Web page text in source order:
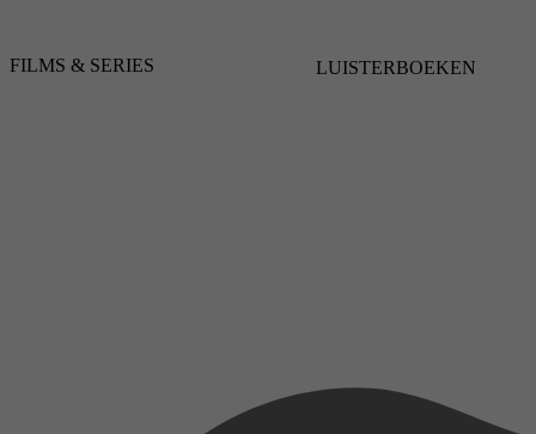
FILMS & SERIES LUISTERBOEKEN